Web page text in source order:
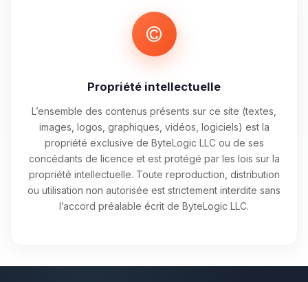
Propriété intellectuelle
L’ensemble des contenus présents sur ce site (textes,
images, logos, graphiques, vidéos, logiciels) est la
propriété exclusive de ByteLogic LLC ou de ses
concédants de licence et est protégé par les lois sur la
propriété intellectuelle. Toute reproduction, distribution
ou utilisation non autorisée est strictement interdite sans
l’accord préalable écrit de ByteLogic LLC.